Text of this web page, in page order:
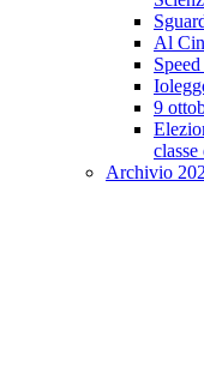
Al
9
Archivio